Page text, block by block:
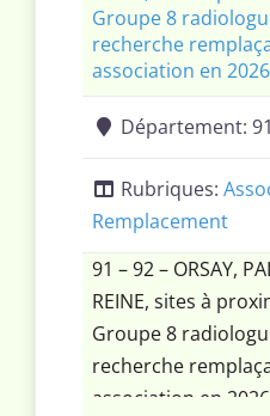
Groupe 8
recherche
association en
Département:
Rubriques:
Remplacement
91 – 92 – ORSAY,
REINE, sites à
Groupe 8
recherche
association en